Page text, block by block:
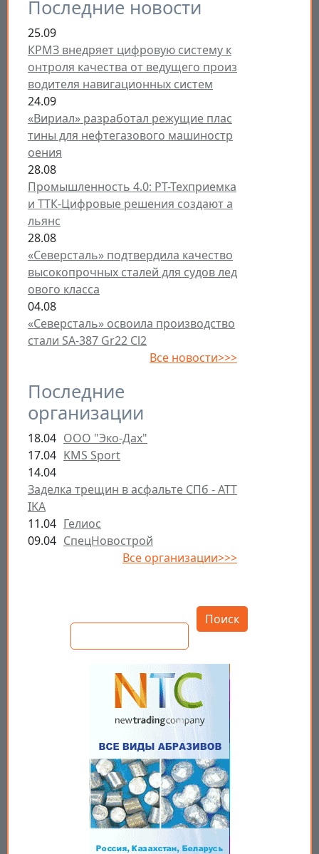
Последние новости
25.09
КРМЗ внедряет цифровую систему к
онтроля качества от ведущего произ
водителя навигационных систем
24.09
«Вириал» разработал режущие плас
тины для нефтегазового машиностр
оения
28.08
Промышленность 4.0: РТ-Техприемка
и ТТК-Цифровые решения создают а
льянс
28.08
«Северсталь» подтвердила качество
высокопрочных сталей для судов лед
ового класса
04.08
«Северсталь» освоила производство
стали SA-387 Gr22 Cl2
Все новости>>>
Последние
организации
18.04 ООО "Эко-Дах"
17.04 KMS Sport
14.04
Заделка трещин в асфальте СПб - ATT
IKA
11.04 Гелиос
09.04 СпецНовострой
Все организации>>>